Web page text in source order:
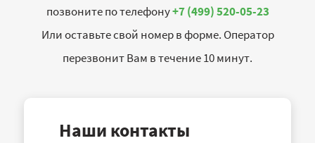
позвоните по телефону+7 (499) 520-05-23
Или оставьте свой номер в форме. Оператор
перезвонит Вам в течение 10 минут.
Наши контакты